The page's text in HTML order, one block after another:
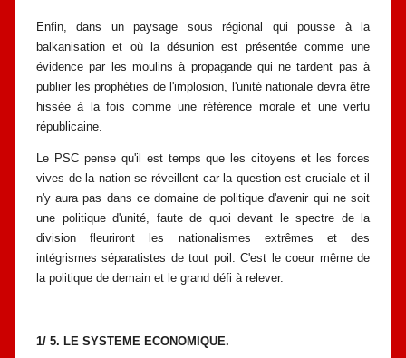
Enfin, dans un paysage sous régional qui pousse à la
balkanisation et où la désunion est présentée comme une
évidence par les moulins à propagande qui netardent pas à
publier les prophéties de l'implosion, l'unité nationale devra être
hissée à la fois comme une référence morale et une vertu
républicaine.
Le PSC pense qu'il est temps que les citoyens et les forces
vives de la nation se réveillent car la question est cruciale et il
n'y aura pas dans ce domainede politique d'avenir qui ne soit
une politique d'unité, faute de quoi devant le spectre de la
division fleuriront les nationalismes extrêmes et des
intégrismesséparatistes de tout poil. C'est le coeur même de
la politique de demain et le grand défi à relever.
1/ 5. LE SYSTEME ECONOMIQUE.